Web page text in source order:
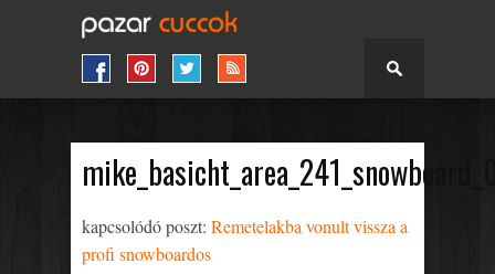
kapcsolódó poszt: Remetelakba vonult vissza a
profi snowboardos